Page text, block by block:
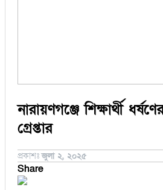
নারায়ণগঞ্জে শিক্ষার্থী
গ্রেপ্তার
প্রকাশঃজুলা ২, ২০২৫
Share